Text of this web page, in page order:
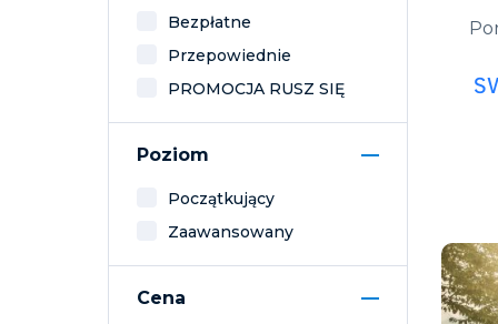
Bezpłatne
Przepowiednie
PROMOCJA RUSZ SIĘ
Poziom
Początkujący
Zaawansowany
Cena